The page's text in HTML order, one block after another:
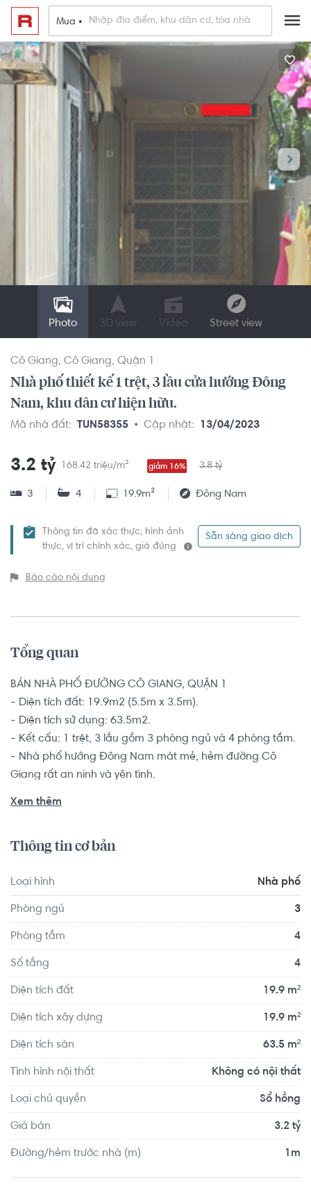
Mua •
Photo 3D view Video Street view
Cô Giang Cô Giang Quận 1
Nhà phố thiết kế 1 trệt, 3 lầu cửa hướng Đông
Nam, khu dân cư hiện hữu.
Mã nhà đất: TUN58355 Cập nhật: 13/04/2023
3.2 tỷ 168.42 triệu/m² giảm 16% 3.8 tỷ
3 4 19.9m² Đông Nam
Thông tin đã xác thực, hình ảnh
thực, vị trí chính xác, giá đúng
Sẵn sàng giao dịch
Báo cáo nội dung
Tổng quan
BÁN NHÀ PHỐ ĐƯỜNG CÔ GIANG, QUẬN 1
- Diện tích đất: 19.9m2 (5.5m x 3.5m).
- Diện tích sử dụng: 63.5m2.
- Kết cấu: 1 trệt, 3 lầu gồm 3 phòng ngủ và 4 phòng tắm.
- Nhà phố hướng Đông Nam mát mẻ, hẻm đường Cô
Giang rất an ninh và yên tĩnh.
Vị trí căn nhà nằm ngay trung tâm quận 1, khu dân cư
trường học, bệnh viện, siêu thị và một số trung tâm hành
chính, văn hóa,... Cách đại lộ Võ Văn Kiệt 300m, cách cầu
Giang 300m,...
Xem thêm
Thông tin cơ bản
Loại hình Nhà phố
Phòng ngủ 3
Phòng tắm 4
Số tầng 4
Diện tích đất 19.9 m²
Diện tích xây dựng 19.9 m²
Diện tích sàn 63.5 m²
Tình hình nội thất Không có nội thất
Loại chủ quyền Sổ hồng
Giá bán 3.2 tỷ
Đường/hẻm trước nhà (m) 1m